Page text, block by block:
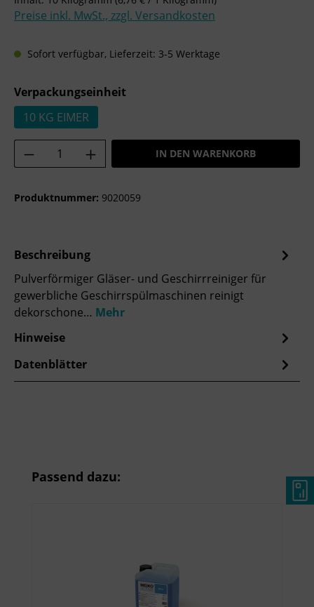
Preise inkl. MwSt., zzgl. Versandkosten
Sofort verfügbar, Lieferzeit: 3-5 Werktage
Verpackungseinheitauswählen
10 KG EIMER
Produkt Anzahl: Gib den gewünschten
IN DEN WARENKORB
Produktnummer: 9020059
Beschreibung
Pulverförmiger Gläser- und Geschirrreiniger für
gewerbliche Geschirrspülmaschinen reinigt
dekorschone… Mehr
Hinweise
Datenblätter
Produktgalerie überspringen
Passend dazu: